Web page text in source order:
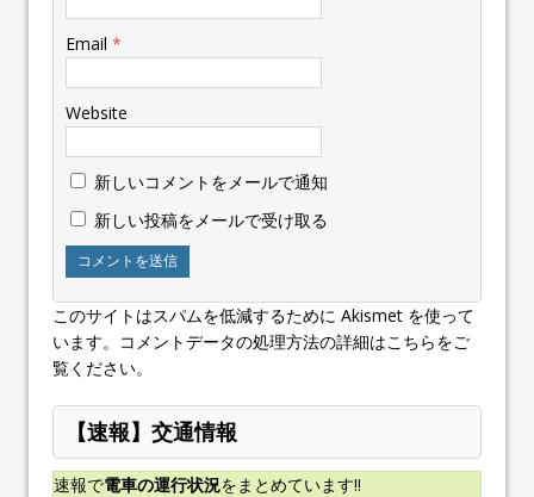
Email *
Website
新しいコメントをメールで通知
新しい投稿をメールで受け取る
このサイトはスパムを低減するために Akismet を使って
います。
コメントデータの処理方法の詳細はこちらをご
覧ください。
【速報】交通情報
速報で電車の運行状況をまとめています!!